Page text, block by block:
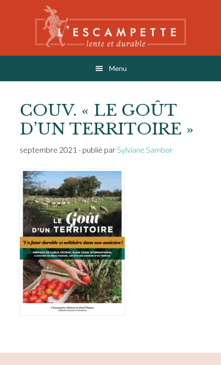
L'ESCAMPETTE
éditions lentes & durables
Menu
COUV. « LE GOÛT
D’UN TERRITOIRE »
septembre 2021 - publié parSylviane Sambor